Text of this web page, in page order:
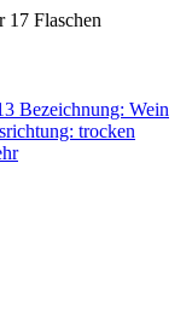
17 Flaschen
Bezeichnung: Wein
trocken